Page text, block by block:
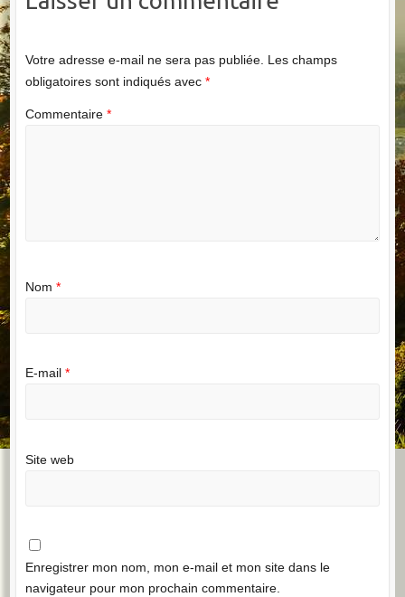
Votre adresse e-mail ne sera pas publiée. Les champs
obligatoires sont indiqués avec *
Commentaire *
Nom *
E-mail *
Site web
Enregistrer mon nom, mon e-mail et mon site dans le
navigateur pour mon prochain commentaire.